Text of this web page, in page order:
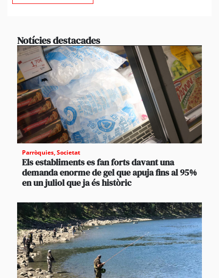
Notícies destacades
Parròquies,Societat
Els establiments es fan forts davant una
demanda enorme de gel que apuja fins al 95%
en un juliol que ja és històric